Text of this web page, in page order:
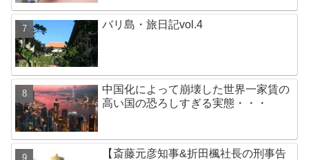
バリ島・旅日記vol.4
中国化によって崩壊した世界一家賃の
高い国の恐ろしすぎる実態・・・
【斎藤元彦知事&折田楓社長の刑事告